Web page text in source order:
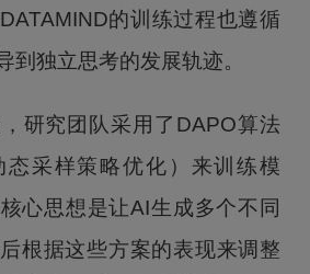
的训练过程也遵循
到独立思考的发展轨迹。
研究团队采用了DAPO算法
态采样策略优化）来训练模
心思想是让AI生成多个不同
根据这些方案的表现来调整